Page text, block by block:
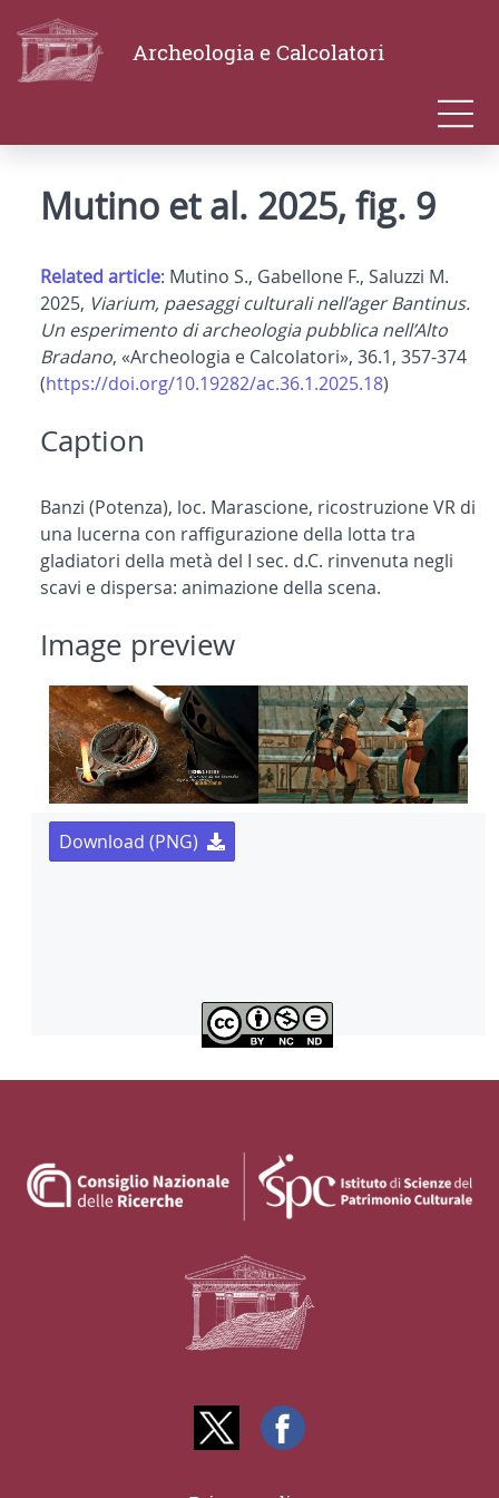
Archeologia e Calcolatori
Mutino et al. 2025, fig. 9
Related article: Mutino S., Gabellone F., Saluzzi M.
2025, Viarium, paesaggi culturali nell’ager Bantinus.
Un esperimento di archeologia pubblica nell’Alto
Bradano, «Archeologia e Calcolatori», 36.1, 357-374
(https://doi.org/10.19282/ac.36.1.2025.18)
Caption
Banzi (Potenza), loc. Marascione, ricostruzione VR di
una lucerna con raffigurazione della lotta tra
gladiatori della metà del I sec. d.C. rinvenuta negli
scavi e dispersa: animazione della scena.
Image preview
Download (PNG)